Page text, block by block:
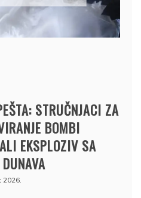
2025.
STRUČNJACI ZA
BOMBI
EKSPLOZIV SA